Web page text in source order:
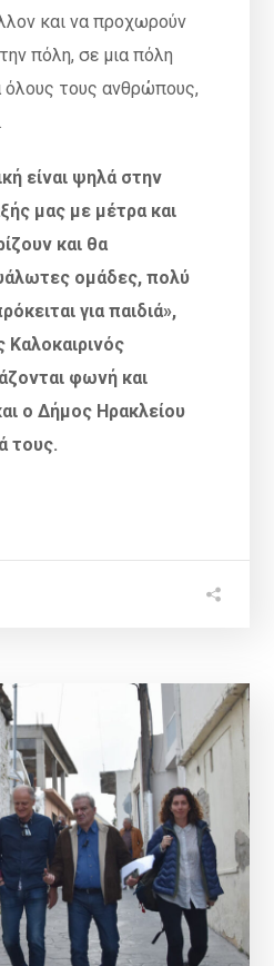
και να προχωρούν
πόλη, σε μια πόλη
όλους τους ανθρώπους,
είναι ψηλά στην
μας με μέτρα και
και θα
ομάδες, πολύ
για παιδιά»,
φωνή και
ο Δήμος Ηρακλείου
τους.